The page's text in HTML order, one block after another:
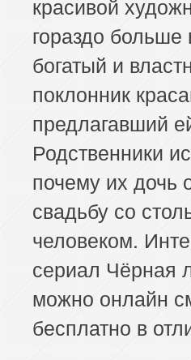
гораздо больше
богатый и
поклонник
предлагавший
Родственники
почему их дочь
свадьбу со
человеком.
сериал Чёрная
можно онлайн
бесплатно в